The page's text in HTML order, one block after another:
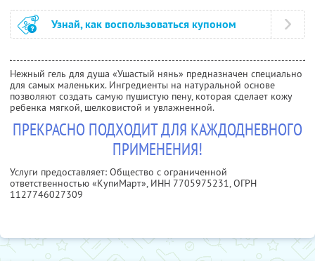
Узнай, как воспользоваться купоном
Нежный гель для душа «Ушастый нянь» предназначен специально
для самых маленьких. Ингредиенты на натуральной основе
позволяют создать самую пушистую пену, которая сделает кожу
ребенка мягкой, шелковистой и увлажненной.
ПРЕКРАСНО ПОДХОДИТ ДЛЯ КАЖДОДНЕВНОГО
ПРИМЕНЕНИЯ!
Услуги предоставляет: Общество с ограниченной
ответственностью «КупиМарт», ИНН 7705975231, ОГРН
1127746027309